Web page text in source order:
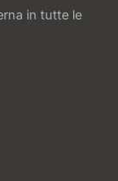
in tutte le